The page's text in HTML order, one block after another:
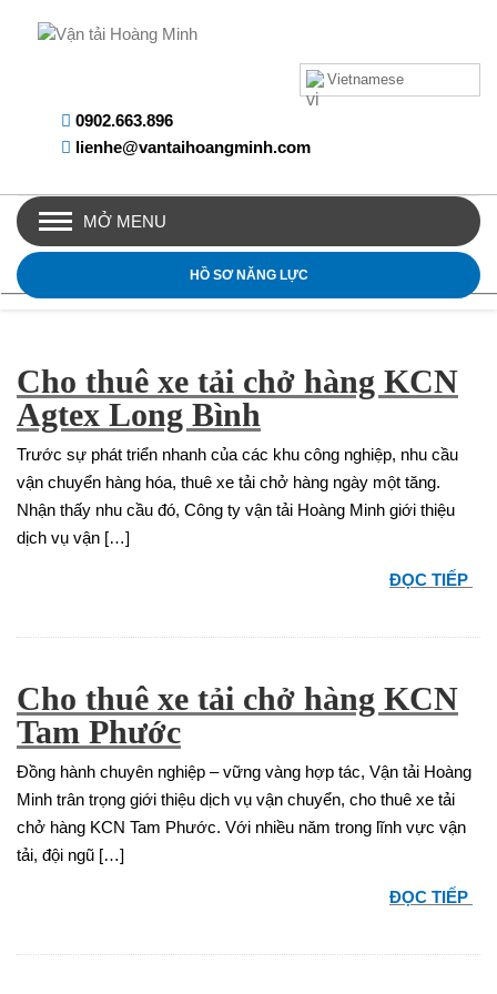
Vietnamese
0902.663.896
lienhe@vantaihoangminh.com
MỞ MENU
HỒ SƠ NĂNG LỰC
Cho thuê xe tải chở hàng KCN
Agtex Long Bình
Trước sự phát triển nhanh của các khu công nghiệp, nhu cầu
vận chuyển hàng hóa, thuê xe tải chở hàng ngày một tăng.
Nhận thấy nhu cầu đó, Công ty vận tải Hoàng Minh giới thiệu
dịch vụ vận […]
ĐỌC TIẾP
Cho thuê xe tải chở hàng KCN
Tam Phước
Đồng hành chuyên nghiệp – vững vàng hợp tác, Vận tải Hoàng
Minh trân trọng giới thiệu dịch vụ vận chuyển, cho thuê xe tải
chở hàng KCN Tam Phước. Với nhiều năm trong lĩnh vực vận
tải, đội ngũ […]
ĐỌC TIẾP